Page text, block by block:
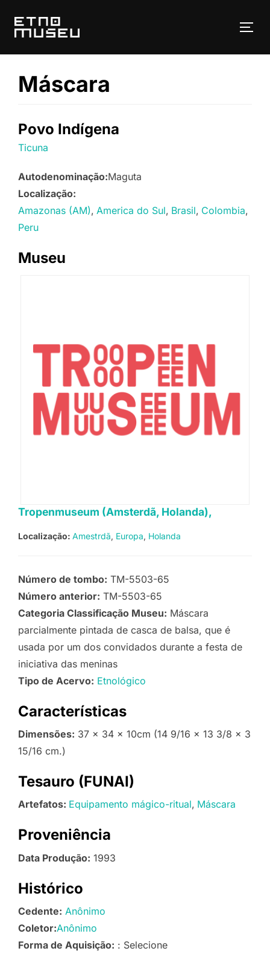
para
Máscara
Povo Indígena
Ticuna
Autodenominação:Maguta
Localização:
Amazonas (AM) America do Sul Brasil Colombia
Peru
Museu
Tropenmuseum (Amsterdã, Holanda),
Localização: Amestrdã Europa Holanda
Número de tombo: TM-5503-65
Número anterior: TM-5503-65
Categoria Classificação Museu: Máscara
parcialmente pintada de casca de balsa, que é
usada por um dos convidados durante a festa de
iniciativa das meninas
Tipo de Acervo: Etnológico
Características
Dimensões: 37 x 34 x 10cm (14 9/16 x 13 3/8 x 3
15/16 cm.)
Tesauro (FUNAI)
Artefatos: Equipamento mágico-ritual Máscara
Proveniência
Data Produção: 1993
Histórico
Cedente: Anônimo
Coletor:Anônimo
Forma de Aquisição: : Selecione